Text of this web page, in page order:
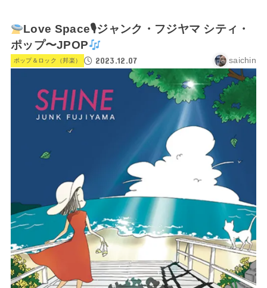
Love Space🎙ジャンク・フジヤマ シティ・
ポップ〜JPOP
ポップ＆ロック（邦楽） 2023.12.07 saichin